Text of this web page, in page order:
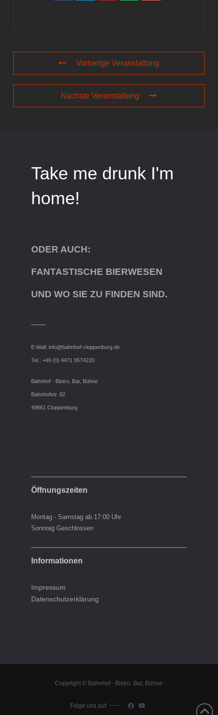
Vorherige Veranstaltung
Nächste Veranstaltung
Take me drunk I'm
home!
ODER AUCH:
FANTASTISCHE BIERWESEN
UND WO SIE ZU FINDEN SIND.
E-Mail: info@bahnhof-cloppenburg.de
Tel.: +49 (0) 4471 9574220
Bahnhof - Bistro, Bar, Bühne
Bahnhofstr. 82
49661 Cloppenburg
Öffnungszeiten
Montag - Samstag ab 17:00 Uhr
Sonntag Geschlossen
Informationen
Impressum
Datenschutzerklärung
Copyright © Bahnhof - Bistro, Bar, Bühne
Folge uns auf